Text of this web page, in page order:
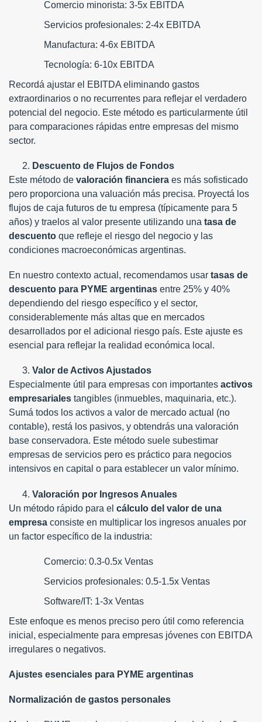
Comercio minorista: 3-5x EBITDA
Servicios profesionales: 2-4x EBITDA
Manufactura: 4-6x EBITDA
Tecnología: 6-10x EBITDA
Recordá ajustar el EBITDA eliminando gastos
extraordinarios o no recurrentes para reflejar el verdadero
potencial del negocio. Este método es particularmente útil
para comparaciones rápidas entre empresas del mismo
sector.
Descuento de Flujos de Fondos
Este método de valoración financiera es más sofisticado
pero proporciona una valuación más precisa. Proyectá los
flujos de caja futuros de tu empresa (típicamente para 5
años) y traelos al valor presente utilizando una tasa de
descuento que refleje el riesgo del negocio y las
condiciones macroeconómicas argentinas.
En nuestro contexto actual, recomendamos usar tasas de
descuento para PYME argentinas entre 25% y 40%
dependiendo del riesgo específico y el sector,
considerablemente más altas que en mercados
desarrollados por el adicional riesgo país. Este ajuste es
esencial para reflejar la realidad económica local.
Valor de Activos Ajustados
Especialmente útil para empresas con importantes activos
empresariales tangibles (inmuebles, maquinaria, etc.).
Sumá todos los activos a valor de mercado actual (no
contable), restá los pasivos, y obtendrás una valoración
base conservadora. Este método suele subestimar
empresas de servicios pero es práctico para negocios
intensivos en capital o para establecer un valor mínimo.
Valoración por Ingresos Anuales
Un método rápido para el cálculo del valor de una
empresa consiste en multiplicar los ingresos anuales por
un factor específico de la industria:
Comercio: 0.3-0.5x Ventas
Servicios profesionales: 0.5-1.5x Ventas
Software/IT: 1-3x Ventas
Este enfoque es menos preciso pero útil como referencia
inicial, especialmente para empresas jóvenes con EBITDA
irregulares o negativos.
Ajustes esenciales para PYME argentinas
Normalización de gastos personales